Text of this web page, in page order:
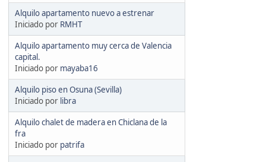
Alquilo apartamento nuevo a estrenar
Iniciado por RMHT
Alquilo apartamento muy cerca de Valencia
capital.
Iniciado por mayaba16
Alquilo piso en Osuna (Sevilla)
Iniciado por libra
Alquilo chalet de madera en Chiclana de la
fra
Iniciado por patrifa